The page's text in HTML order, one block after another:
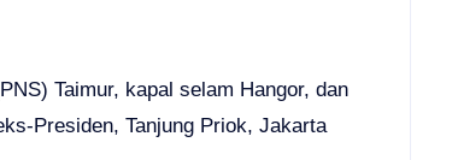
Taimur, kapal selam Hangor, dan
Presiden, Tanjung Priok, Jakarta